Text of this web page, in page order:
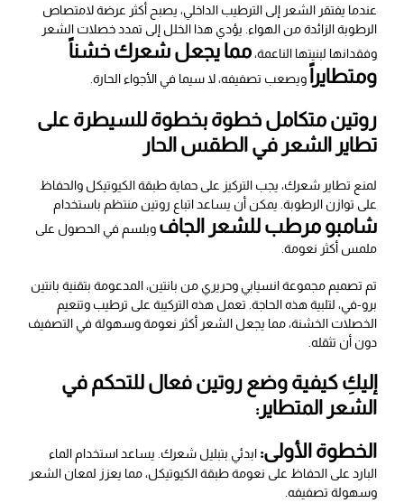
عندما يفتقر الشعر إلى الترطيب الداخلي، يصبح أكثر عرضة لامتصاص
الرطوبة الزائدة من الهواء. يؤدي هذا الخلل إلى تمدد خصلات الشعر
وفقدانها لبنيتها الناعمة،مما يجعل شعرك خشناً
ومتطايراً ويصعب تصفيفه، لا سيما في الأجواء الحارة.
روتين متكامل خطوة بخطوة للسيطرة على
تطاير الشعر في الطقس الحار
لمنع تطاير شعرك، يجب التركيز على حماية طبقة الكيوتيكل والحفاظ
على توازن الرطوبة. يمكن أن يساعد اتباع روتين منتظم باستخدام
شامبو مرطب للشعر الجاف وبلسم في الحصول على
ملمس أكثر نعومة.
تم تصميم مجموعة انسيابي وحريري من بانتين، المدعومة بتقنية بانتين
برو-في، لتلبية هذه الحاجة. تعمل هذه التركيبة على ترطيب وتنعيم
الخصلات الخشنة، مما يجعل الشعر أكثر نعومة وسهولة في التصفيف
دون أن تثقله.
إليكِ كيفية وضع روتين فعال للتحكم في
الشعر المتطاير:
الخطوة الأولى: ابدئي بتبليل شعرك. يساعد استخدام الماء
البارد على الحفاظ على نعومة طبقة الكيوتيكل، مما يعزز لمعان الشعر
وسهولة تصفيفه.